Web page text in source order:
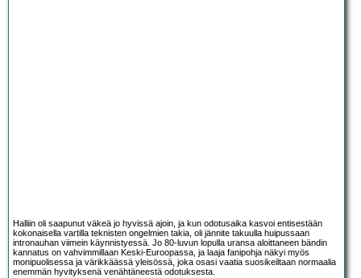
Halliin oli saapunut väkeä jo hyvissä ajoin, ja kun odotusaika kasvoi entisestään
kokonaisella vartilla teknisten ongelmien takia, oli jännite takuulla huipussaan
intronauhan viimein käynnistyessä. Jo 80-luvun lopulla uransa aloittaneen bändin
kannatus on vahvimmillaan Keski-Euroopassa, ja laaja fanipohja näkyi myös
monipuolisessa ja värikkäässä yleisössä, joka osasi vaatia suosikeiltaan normaalia
enemmän hyvityksenä venähtäneestä odotuksesta.